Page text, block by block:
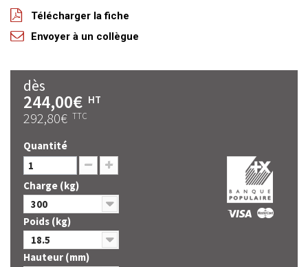
Télécharger la fiche
Envoyer à un collègue
dès
244,00€ HT
292,80€ TTC
Quantité
Charge (kg)
300
Poids (kg)
18.5
Hauteur (mm)